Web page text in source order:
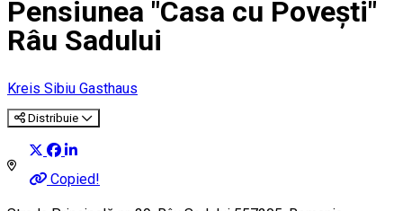
Pensiunea "Casa cu Povești"
Râu Sadului
Kreis Sibiu Gasthaus
Distribuie
Copied!